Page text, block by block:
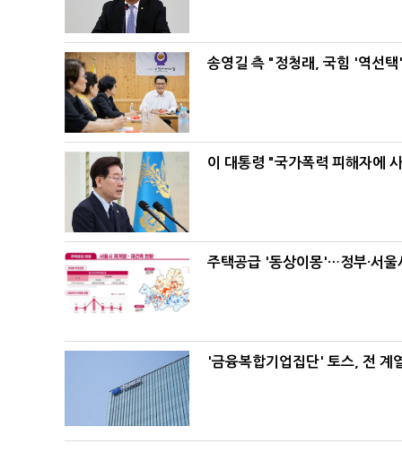
송영길 측 "정청래, 국힘 '역선
이 대통령 "국가폭력 피해자에
주택공급 '동상이몽'…정부·서
'금융복합기업집단' 토스, 전 계